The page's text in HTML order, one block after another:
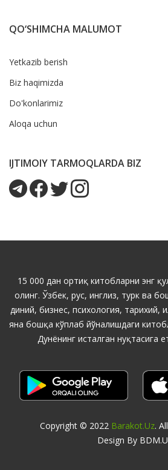
QO‘SHIMCHA MALUMOT
Yetkazib berish
Biz haqimizda
Do'konlarimiz
Aloqa uchun
IJTIMOIY TARMOQLARDA BIZ
15 000 дан ортиқ китобларни энг
олинг. Ўзбек, рус, инглиз, турк ва
диний, бизнес, психология, тарихий,
яна бошқа кўплаб йўналишдаги
Дунёнинг исталган нуқтасига
Copyright © 2022 Barakot.uz.
Design By